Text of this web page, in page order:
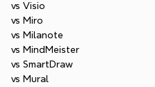
vs Visio
vs Miro
vs Milanote
vs MindMeister
vs SmartDraw
vs Mural